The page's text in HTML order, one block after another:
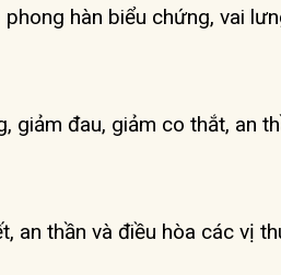
hàn biểu chứng, vai
đau, giảm co thắt, an
an thần và điều hòa các vị